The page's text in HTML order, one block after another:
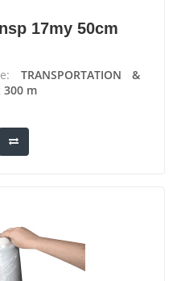
17my 50cm
TRANSPORTATION &
300 m